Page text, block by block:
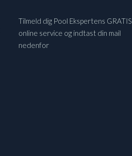
Tilmeld dig Pool Ekspertens GRATIS
online service og indtast din mail
nedenfor